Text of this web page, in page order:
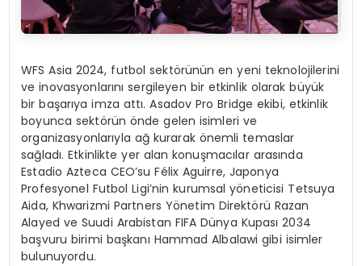
WFS Asia 2024, futbol sektörünün en yeni teknolojilerini
ve inovasyonlarını sergileyen bir etkinlik olarak büyük
bir başarıya imza attı. Asadov Pro Bridge ekibi, etkinlik
boyunca sektörün önde gelen isimleri ve
organizasyonlarıyla ağ kurarak önemli temaslar
sağladı. Etkinlikte yer alan konuşmacılar arasında
Estadio Azteca CEO’su Félix Aguirre, Japonya
Profesyonel Futbol Ligi’nin kurumsal yöneticisi Tetsuya
Aida, Khwarizmi Partners Yönetim Direktörü Razan
Alayed ve Suudi Arabistan FIFA Dünya Kupası 2034
başvuru birimi başkanı Hammad Albalawi gibi isimler
bulunuyordu.